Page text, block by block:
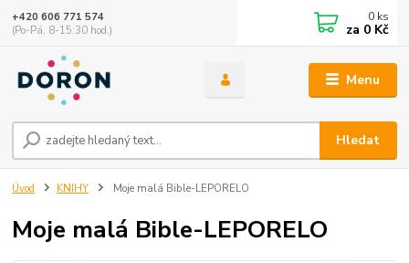
Menu
Hledat
+420 606 771 574
(Po-Pá, 8-15:30 hod.)
0 ks
za 0 Kč
Úvod KNIHY Moje malá Bible-LEPORELO
Moje malá Bible-LEPORELO